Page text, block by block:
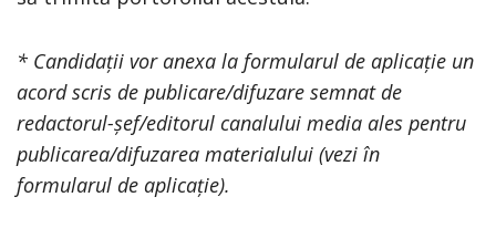
* Candidații vor anexa la formularul de aplicație un
acord scris de publicare/difuzare semnat de
redactorul-șef/editorul canalului media ales pentru
publicarea/difuzarea materialului (vezi în
formularul de aplicație).